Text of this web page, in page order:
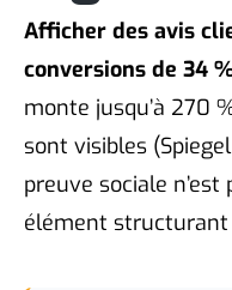
Afficher des avis
conversions de 34
monte jusqu’à 270
sont visibles
preuve sociale n’est
élément structurant